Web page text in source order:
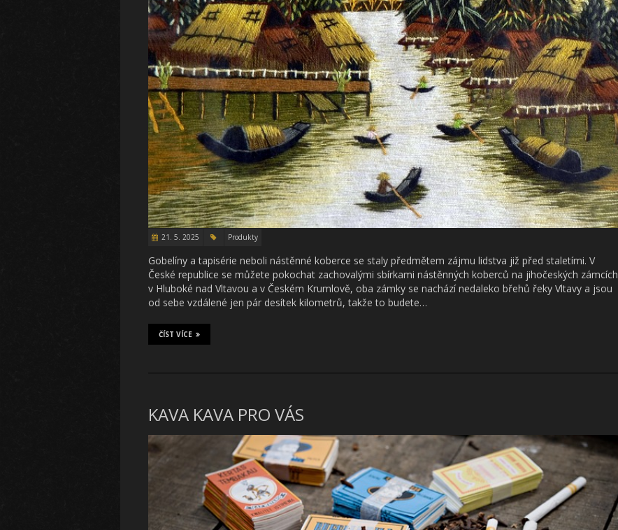
21. 5. 2025 Produkty
Gobelíny a tapisérie neboli nástěnné koberce se staly předmětem zájmu lidstva již před staletími. V
České republice se můžete pokochat zachovalými sbírkami nástěnných koberců na jihočeských zámcích
v Hluboké nad Vltavou a v Českém Krumlově, oba zámky se nachází nedaleko břehů řeky Vltavy a jsou
od sebe vzdálené jen pár desítek kilometrů, takže to budete…
ČÍST VÍCE
KAVA KAVA PRO VÁS